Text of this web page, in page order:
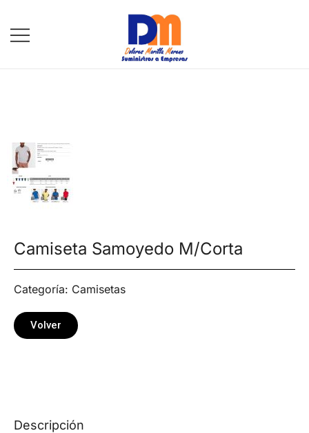
Camiseta Samoyedo M/Corta
Categoría: Camisetas
Volver
Descripción